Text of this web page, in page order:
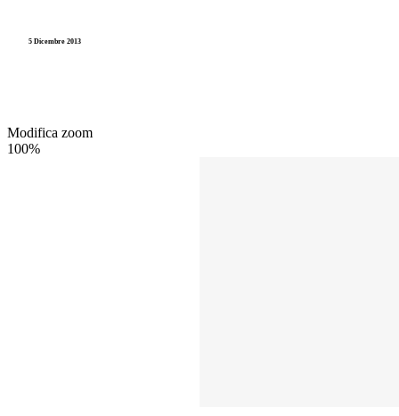
5 Dicembre 2013
Modifica zoom
100%